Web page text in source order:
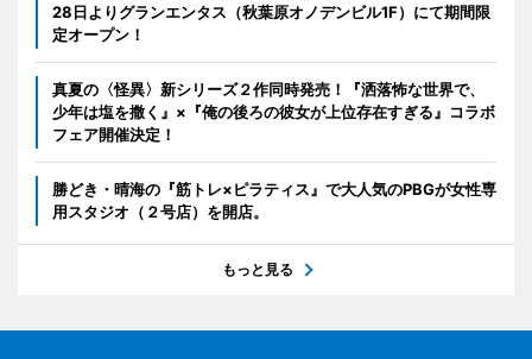
28日よりグランエンタス（秋葉原オノデンビル1F）にて期間限
定オープン！
真夏の〈怪異〉新シリーズ２作同時発売！『洒落怖な世界で、
少年は塩を撒く』×『俺の後ろの彼女が上位存在すぎる』コラボ
フェア開催決定！
勝どき・晴海の『筋トレ×ピラティス』で大人気のPBGが女性専
用スタジオ（２号店）を開店。
もっと見る